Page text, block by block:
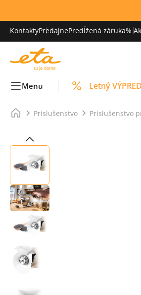
KontaktyPredajnePredĺžená záruka%
Menu Letný
Príslušenstvo Príslušenstvo